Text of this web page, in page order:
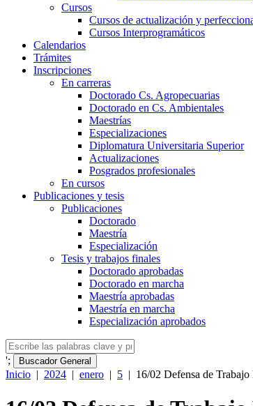
Cursos
Cursos de actualización y
Cursos Interprogramáticos
Calendarios
Trámites
Inscripciones
En carreras
Doctorado Cs. Agropecuarias
Doctorado en Cs. Ambientales
Maestrías
Especializaciones
Diplomatura Universitaria Superior
Actualizaciones
Posgrados profesionales
En cursos
Publicaciones y tesis
Publicaciones
Doctorado
Maestría
Especialización
Tesis y trabajos finales
Doctorado aprobadas
Doctorado en marcha
Maestría aprobadas
Maestría en marcha
Especialización aprobados
'; Buscador General
Inicio | 2024 | enero | 5 | 16/02 Defensa de